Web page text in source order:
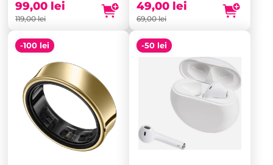
119,00lei
fost:
119,00 lei.
99,00 lei
este:
99,00 lei.
69,00lei
49,00 lei
-100 lei -50 lei